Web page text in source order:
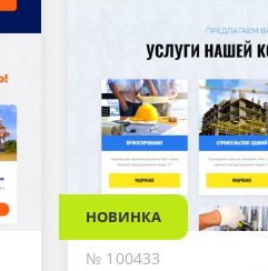
НОВИНКА
№ 100433